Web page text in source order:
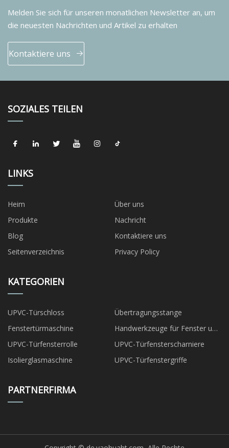
Melden Sie sich für unseren monatlichen Newsletter an, um
die neuesten Nachrichten und Artikel zu erhalten
Kontaktiere uns
SOZIALES TEILEN
LINKS
Heim
Über uns
Produkte
Nachricht
Blog
Kontaktiere uns
Seitenverzeichnis
Privacy Policy
KATEGORIEN
UPVC-Türschloss
Übertragungsstange
Fenstertürmaschine
Handwerkzeuge für Fenster und
Türen
UPVC-Türfensterrolle
UPVC-Türfensterscharniere
Isolierglasmaschine
UPVC-Türfenstergriffe
PARTNERFIRMA